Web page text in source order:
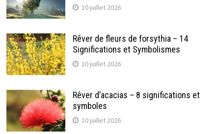
10 juillet 2026
Rêver de fleurs de forsythia – 14
Significations et Symbolismes
10 juillet 2026
Rêver d’acacias – 8 significations et
symboles
10 juillet 2026